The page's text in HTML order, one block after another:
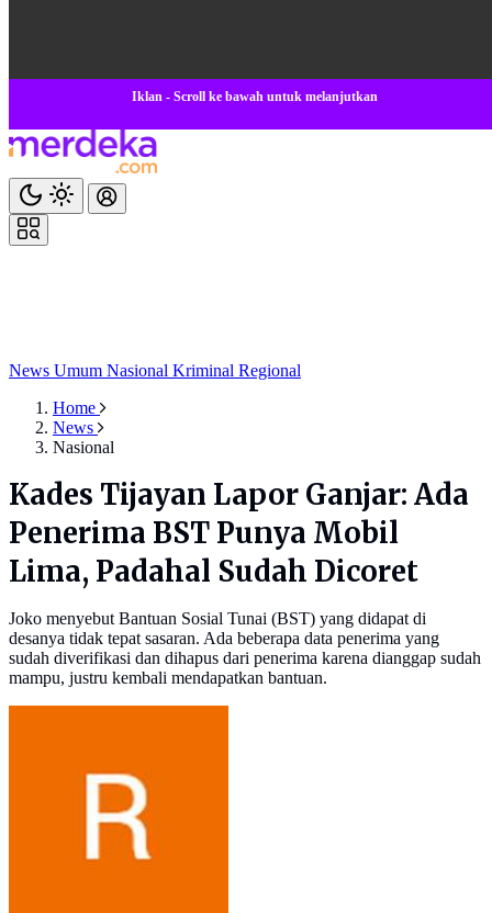
Iklan - Scroll ke bawah untuk melanjutkan
News Umum Nasional Kriminal Regional
Home
News
Nasional
Kades Tijayan Lapor Ganjar: Ada
Penerima BST Punya Mobil
Lima, Padahal Sudah Dicoret
Joko menyebut Bantuan Sosial Tunai (BST) yang didapat di
desanya tidak tepat sasaran. Ada beberapa data penerima yang
sudah diverifikasi dan dihapus dari penerima karena dianggap sudah
mampu, justru kembali mendapatkan bantuan.